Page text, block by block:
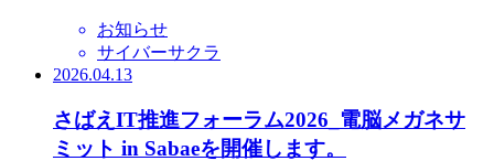
お知らせ
サイバーサクラ
2026.04.13
さばえIT推進フォーラム2026_電脳メガネサ
ミット in Sabaeを開催します。